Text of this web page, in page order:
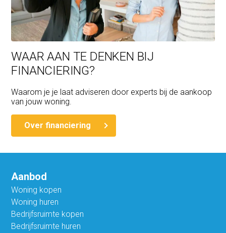
WAAR AAN TE DENKEN BIJ
FINANCIERING?
Waarom je je laat adviseren door experts bij de aankoop
van jouw woning.
Over financiering
Aanbod
Woning kopen
Woning huren
Bedrijfsruimte kopen
Bedrijfsruimte huren